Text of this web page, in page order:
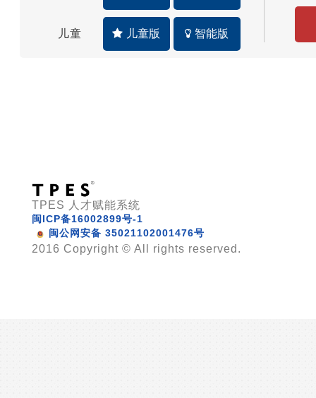
儿童 儿童版 智能版
TPES 人才赋能系统
闽ICP备16002899号-1
闽公网安备 35021102001476号
2016 Copyright © All rights reserved.